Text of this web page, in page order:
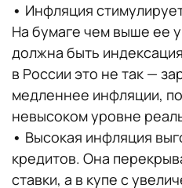
• Инфляция
На бумаге чем выше ее
должна быть
в России это не так —
медленнее инфляции,
невысоком уровне
• Высокая инфляция
кредитов. Она
ставки, а в купе с